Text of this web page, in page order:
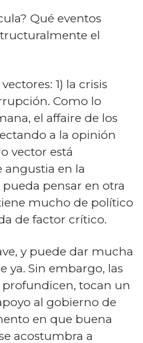
Qué eventos
el
1) la crisis
Como lo
el affaire de los
a la opinión
vector está
en la
pensar en otra
mucho de político
de factor crítico.
y puede dar mucha
ya. Sin embargo, las
profundicen, tocan un
al gobierno de
en que buena
acostumbra a